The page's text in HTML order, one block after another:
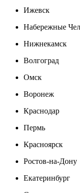
Ижевск
Набережные
Нижнекамск
Волгоград
Омск
Воронеж
Краснодар
Пермь
Красноярск
Ростов-на-Дону
Екатеринбург